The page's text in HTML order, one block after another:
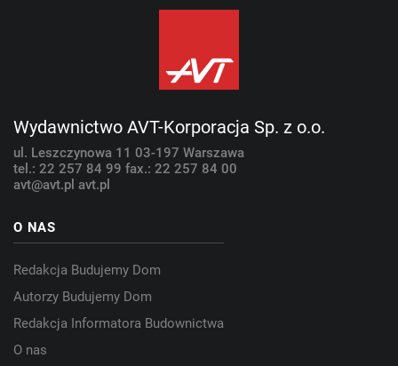
Wydawnictwo AVT-Korporacja Sp. z o.o.
ul. Leszczynowa 11 03-197 Warszawa
tel.: 22 257 84 99 fax.: 22 257 84 00
avt@avt.pl avt.pl
O NAS
Redakcja Budujemy Dom
Autorzy Budujemy Dom
Redakcja Informatora Budownictwa
O nas